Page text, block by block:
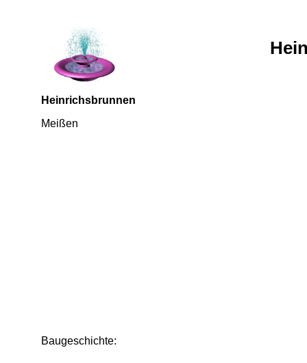
Heinrichsbrunnen
Meißen
Baugeschichte: